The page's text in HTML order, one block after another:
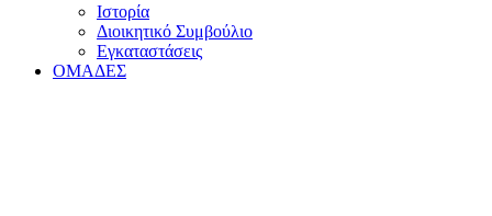
Ιστορία
Διοικητικό Συμβούλιο
Εγκαταστάσεις
ΟΜΑΔΕΣ